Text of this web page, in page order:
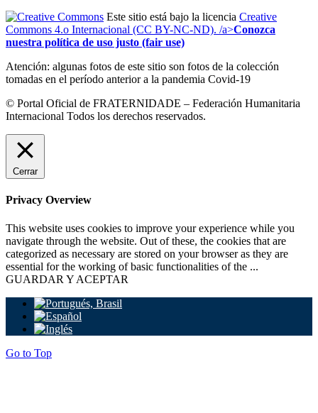
Este sitio está bajo la licencia Creative
Commons 4.o Internacional (CC BY-NC-ND). /a>Conozca
nuestra política de uso justo (fair use)
Atención: algunas fotos de este sitio son fotos de la colección
tomadas en el período anterior a la pandemia Covid-19
© Portal Oficial de FRATERNIDADE – Federación Humanitaria
Internacional Todos los derechos reservados.
Cerrar
Privacy Overview
This website uses cookies to improve your experience while you
navigate through the website. Out of these, the cookies that are
categorized as necessary are stored on your browser as they are
essential for the working of basic functionalities of the ...
GUARDAR Y ACEPTAR
Go to Top